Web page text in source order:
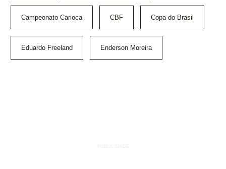
Campeonato Carioca CBF Copa do Brasil
Eduardo Freeland Enderson Moreira